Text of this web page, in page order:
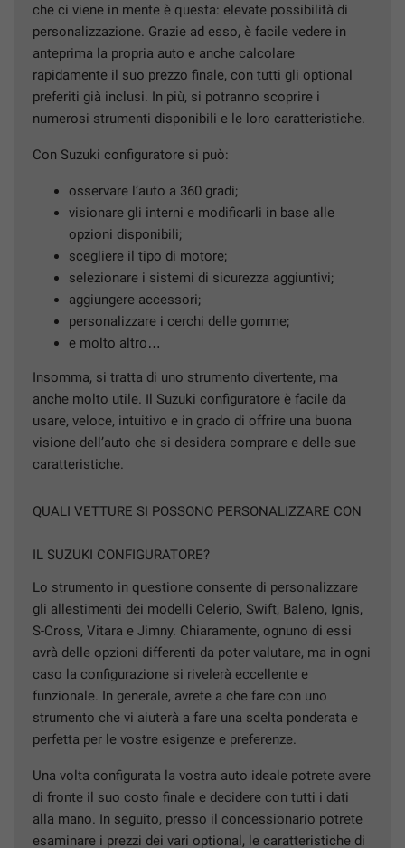
che ci viene in mente è questa: elevate possibilità di
personalizzazione. Grazie ad esso, è facile vedere in
anteprima la propria auto e anche calcolare
rapidamente il suo prezzo finale, con tutti gli optional
preferiti già inclusi. In più, si potranno scoprire i
numerosi strumenti disponibili e le loro caratteristiche.
Con Suzuki configuratore si può:
osservare l’auto a 360 gradi;
visionare gli interni e modificarli in base alle
opzioni disponibili;
scegliere il tipo di motore;
selezionare i sistemi di sicurezza aggiuntivi;
aggiungere accessori;
personalizzare i cerchi delle gomme;
e molto altro…
Insomma, si tratta di uno strumento divertente, ma
anche molto utile. Il Suzuki configuratore è facile da
usare, veloce, intuitivo e in grado di offrire una buona
visione dell’auto che si desidera comprare e delle sue
caratteristiche.
QUALI VETTURE SI POSSONO PERSONALIZZARE CON
IL SUZUKI CONFIGURATORE?
Lo strumento in questione consente di personalizzare
gli allestimenti dei modelli Celerio, Swift, Baleno, Ignis,
S-Cross, Vitara e Jimny. Chiaramente, ognuno di essi
avrà delle opzioni differenti da poter valutare, ma in ogni
caso la configurazione si rivelerà eccellente e
funzionale. In generale, avrete a che fare con uno
strumento che vi aiuterà a fare una scelta ponderata e
perfetta per le vostre esigenze e preferenze.
Una volta configurata la vostra auto ideale potrete avere
di fronte il suo costo finale e decidere con tutti i dati
alla mano. In seguito, presso il concessionario potrete
esaminare i prezzi dei vari optional, le caratteristiche di